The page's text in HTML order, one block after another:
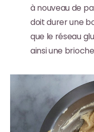
à nouveau de
doit durer une
que le réseau
ainsi une